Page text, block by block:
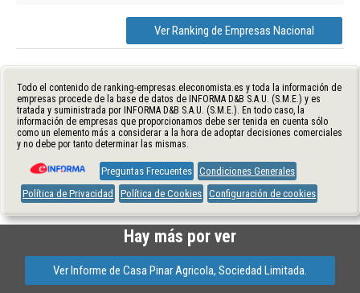
Ver Ranking de Empresas Nacional
Todo el contenido de ranking-empresas.eleconomista.es y toda la información de
empresas procede de la base de datos de INFORMA D&B S.A.U. (S.M.E.) y es
tratada y suministrada por INFORMA D&B S.A.U. (S.M.E.). En todo caso, la
información de empresas que proporcionamos debe ser tenida en cuenta sólo
como un elemento más a considerar a la hora de adoptar decisiones comerciales
y no debe por tanto determinar las mismas.
Preguntas Frecuentes Condiciones Generales
Política de Privacidad
Política de Cookies Configuración de cookies
Hay más por ver
Ver Informe de Casa Pinar Agricola, Sociedad Limitada.